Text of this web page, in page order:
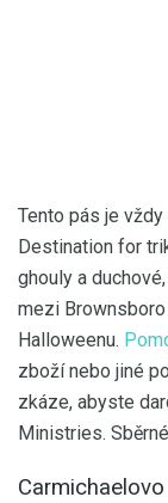
Tento pás je
Destination for
ghouly a
mezi
Halloweenu.
zboží nebo jiné
zkáze, abyste
Ministries.